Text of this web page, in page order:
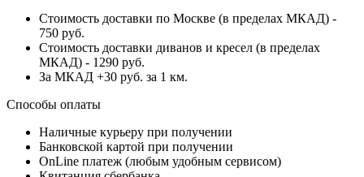
Стоимость доставки по Москве (в пределах МКАД) -
750 руб.
Стоимость доставки диванов и кресел (в пределах
МКАД) - 1290 руб.
За МКАД +30 руб. за 1 км.
Способы оплаты
Наличные курьеру при получении
Банковской картой при получении
OnLine платеж (любым удобным сервисом)